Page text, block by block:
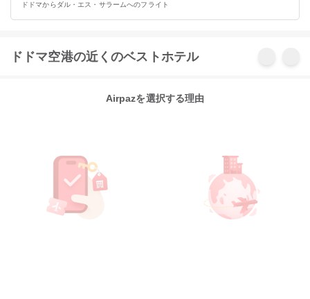
ドドマからダル・エス・サラームへのフライト
ドドマ空港の近くのベストホテル
Airpazを選択する理由